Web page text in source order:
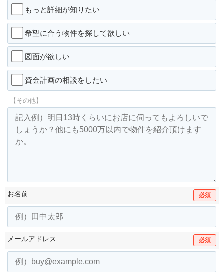
もっと詳細が知りたい
希望に合う物件を探して欲しい
図面が欲しい
資金計画の相談をしたい
【その他】
お名前 必須
メールアドレス 必須